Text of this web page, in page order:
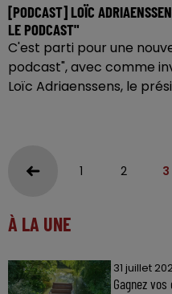
[PODCAST] LOÏC
LE PODCAST"
C'est parti pour une
podcast", avec comme
Loïc Adriaenssens, le
1 2 3
À LA UNE
31 juillet
Gagnez